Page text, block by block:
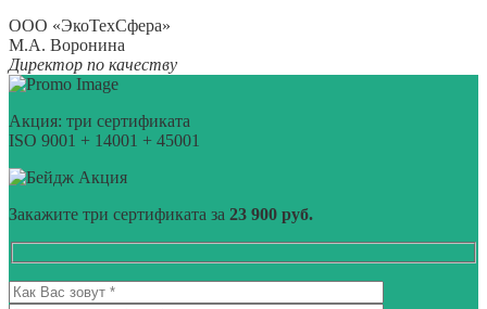
ООО «ЭкоТехСфера»
М.А. Воронина
Директор по качеству
Акция: три сертификата
ISO 9001 + 14001 + 45001
Акция
Закажите три сертификата за 23 900 руб.